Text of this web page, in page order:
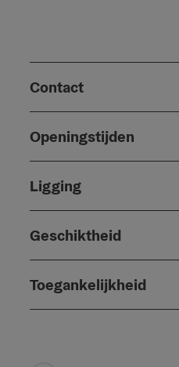
Contact
Openingstijden
Ligging
Geschiktheid
Toegankelijkheid